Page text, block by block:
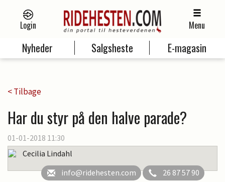
Login Menu
Nyheder Salgsheste E-magasin
< Tilbage
Har du styr på den halve parade?
01-01-2018 11:30
Cecilia Lindahl
info@ridehesten.com
26 87 57 90